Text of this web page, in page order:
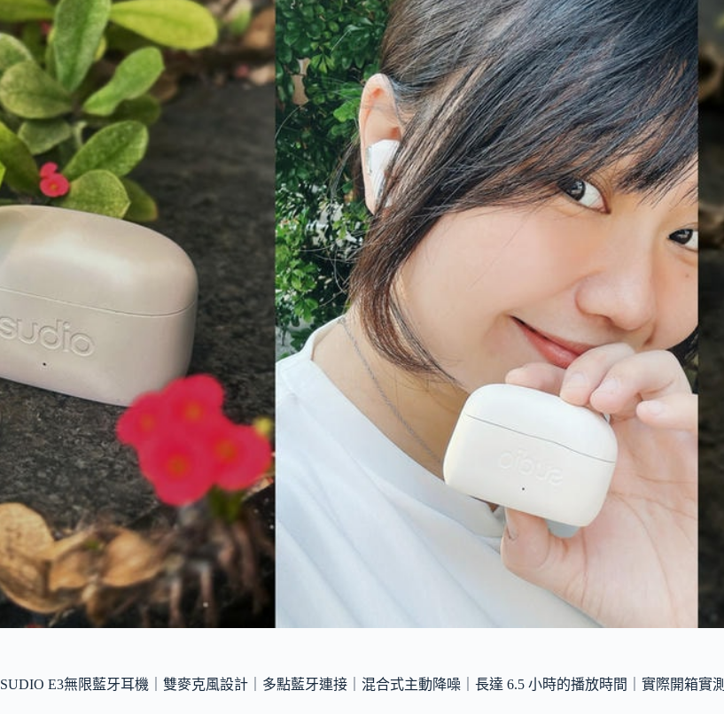
SUDIO E3無限藍牙耳機｜雙麥克風設計｜多點藍牙連接｜混合式主動降噪｜長達 6.5 小時的播放時間｜實際開箱實測